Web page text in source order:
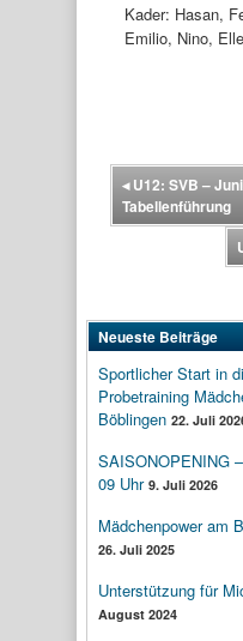
Kader: Hasan,
Emilio, Nino,
◂U12: SVB –
Tabellenführung
Neueste Beiträge
Sportlicher Start in
Probetraining
Böblingen 22. Juli
SAISONOPENING
09 Uhr 9. Juli 2026
Mädchenpower am
26. Juli 2025
Unterstützung für
August 2024